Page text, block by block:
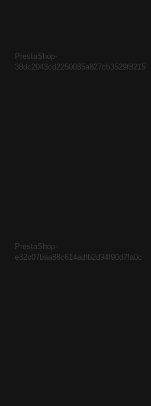
PrestaShop-
38dc2043cd2250085a827cb3529f8215
PrestaShop-
e32c07baa88c614adfb2d94f90d7fa0c